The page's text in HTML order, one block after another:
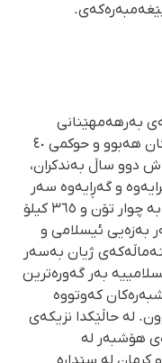
بەرهەمهێنانی
شیشە( مادەی هۆشبەر)ی لە هورموزگان هەبوو و حوکمی ٤٠
دوو ساڵ بەندکران،
و گەڕایەوە سەر
ئیشی پێشووی خۆی. ئەو کەسەی کە بە چوار تۆن و ٣٦٥ کیلۆ
بەزەیی ئیسلامی و
بنەماڵەکەی ژیان بەسەر
بەر گەورەترین
کەوتووە
لە حاڵێکدا نزیکەی
هۆشبەر لە